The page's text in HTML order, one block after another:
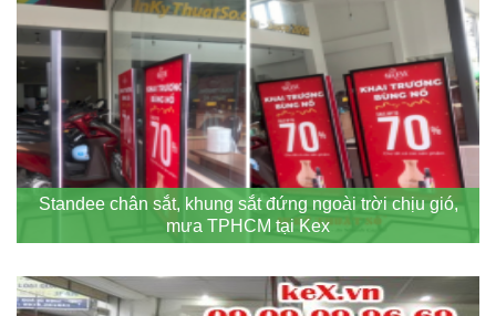
Standee chân sắt, khung sắt đứng ngoài trời chịu gió,
mưa TPHCM tại Kex